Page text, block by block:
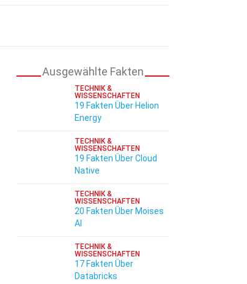
Ausgewählte Fakten
TECHNIK &
WISSENSCHAFTEN
19 Fakten Über Helion
Energy
TECHNIK &
WISSENSCHAFTEN
19 Fakten Über Cloud
Native
TECHNIK &
WISSENSCHAFTEN
20 Fakten Über Moises
AI
TECHNIK &
WISSENSCHAFTEN
17 Fakten Über
Databricks